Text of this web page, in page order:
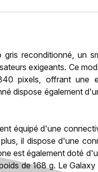
reconditionné, un
exigeants. Ce
pixels, offrant une
dispose également
équipé d'une
il dispose d'une
est également doté
de 168 g. Le Galaxy